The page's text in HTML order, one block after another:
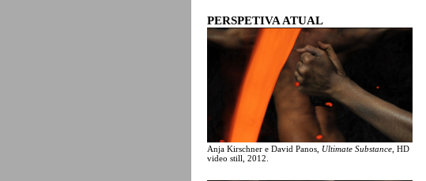
PERSPETIVA ATUAL
Anja Kirschner e David Panos, Ultimate Substance , HD
video still, 2012.